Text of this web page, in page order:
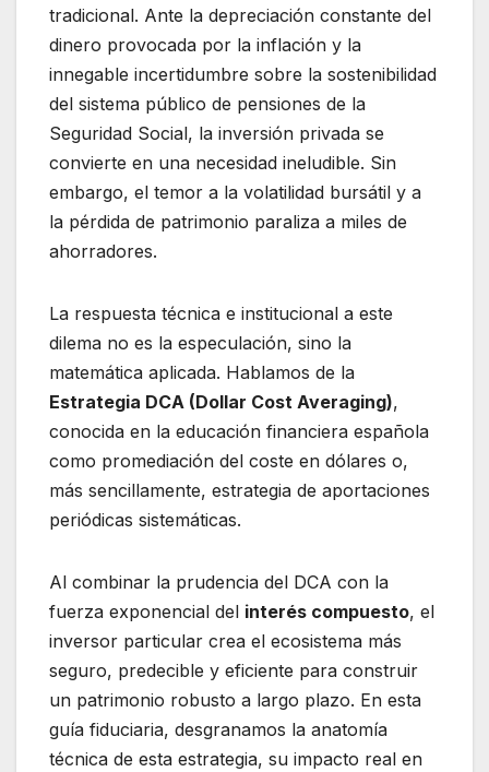
tradicional. Ante la depreciación constante del
dinero provocada por la inflación y la
innegable incertidumbre sobre la sostenibilidad
del sistema público de pensiones de la
Seguridad Social, la inversión privada se
convierte en una necesidad ineludible. Sin
embargo, el temor a la volatilidad bursátil y a
la pérdida de patrimonio paraliza a miles de
ahorradores.
La respuesta técnica e institucional a este
dilema no es la especulación, sino la
matemática aplicada. Hablamos de la
Estrategia DCA (Dollar Cost Averaging),
conocida en la educación financiera española
como promediación del coste en dólares o,
más sencillamente, estrategia de aportaciones
periódicas sistemáticas.
Al combinar la prudencia del DCA con la
fuerza exponencial del interés compuesto, el
inversor particular crea el ecosistema más
seguro, predecible y eficiente para construir
un patrimonio robusto a largo plazo. En esta
guía fiduciaria, desgranamos la anatomía
técnica de esta estrategia, su impacto real en